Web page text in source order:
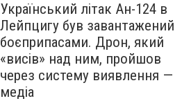
Український літак Ан-124 в
Лейпцигу був завантажений
боєприпасами. Дрон, який
«висів» над ним, пройшов
через систему виявлення —
медіа